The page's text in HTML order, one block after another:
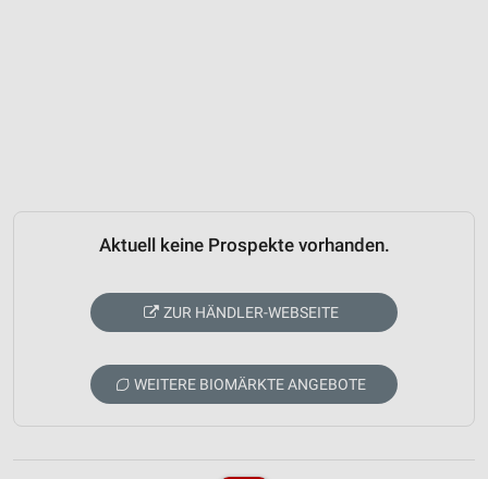
Aktuell keine Prospekte vorhanden.
ZUR HÄNDLER-WEBSEITE
WEITERE BIOMÄRKTE ANGEBOTE